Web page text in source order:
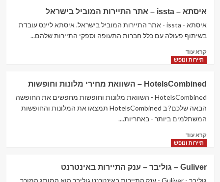
–
נעליים,
ביגוד
איסתא – issta – אתר התיירות המוביל בישראל
איסתא - issta - אתר התיירות המוביל בישראל. איסתא ליינס עובדת
בשיתוף פעולה עם כלל חברות התעופה וספקי התיירות שלהם...
קרא עודRead
more
–
issta
–
אתר
המוביל
בישראל
תיירות ונופש
HotelsCombined – השוואת מחירי מלונות וחופשות
HotelsCombined - השוואת מלונות וחופשות מחפשים את החופשה
הבאה שלכם? ב HotelsCombined תמצאו את המלונות והחופשות
המשתלמים ביותר - באחריות....
קרא עודRead
more
–
השוואת
תיירות ונופש
Guliver – גוליבר – ענק התיירות באינטרנט